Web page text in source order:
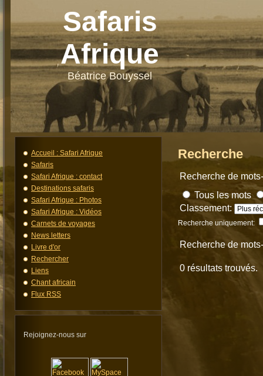
Safaris
Afrique
Béatrice Bouyssel
Accueil : Safari Afrique
Safaris
Safari Afrique : contact
Destinations safaris
Safari Afrique : Photos
Safari Afrique : Vidéos
Carnets de voyages
News letters
Livre d'or
Rechercher
Liens
Chant africain
Flux RSS
Rejoignez-nous sur
Recherche
Recherche de
Tous les mots
Classement:
Recherche uniquement:
Recherche de
0 résultats trouvés.